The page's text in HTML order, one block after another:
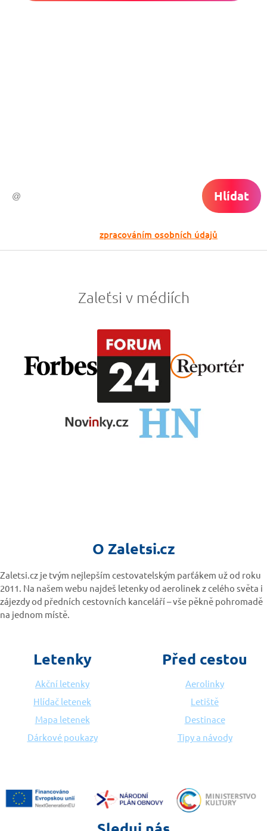
Hlídat
zpracováním osobních údajů
Zaleťsi v médiích
O Zaletsi.cz
Zaletsi.cz je tvým nejlepším cestovatelským parťákem už od roku
2011. Na našem webu najdeš letenky od aerolinek z celého světa i
zájezdy od předních cestovních kanceláří – vše pěkně pohromadě
na jednom místě.
Letenky
Akční letenky
Hlídač letenek
Mapa letenek
Dárkové poukazy
Před cestou
Aerolinky
Letiště
Destinace
Tipy a návody